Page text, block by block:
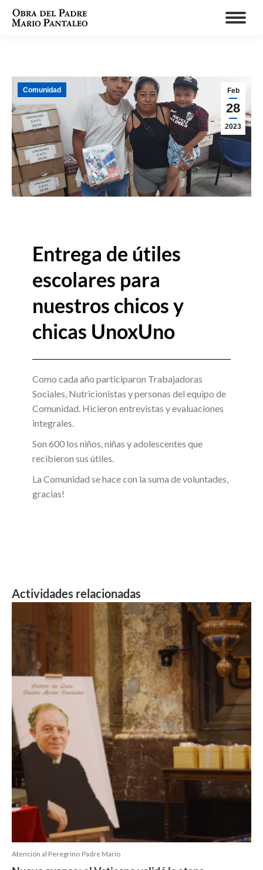
Feb
28
2023
Comunidad
Entrega de útiles
escolares para
nuestros chicos y
chicas UnoxUno
Como cada año participaron Trabajadoras
Sociales, Nutricionistas y personas del equipo de
Comunidad. Hicieron entrevistas y evaluaciones
integrales.
Son 600 los niños, niñas y adolescentes que
recibieron sus útiles.
La Comunidad se hace con la suma de voluntades,
gracias!
Actividades relacionadas
Atención al Peregrino Padre Mario